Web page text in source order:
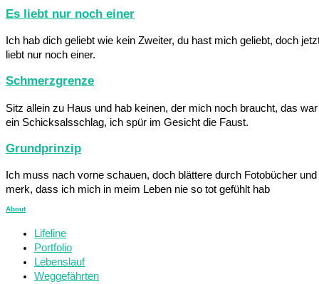
Es liebt nur noch einer
Ich hab dich geliebt wie kein Zweiter, du hast mich geliebt, doch
liebt nur noch einer.
Schmerzgrenze
Sitz allein zu Haus und hab keinen, der mich noch braucht, das war
ein Schicksalsschlag, ich spür im Gesicht die Faust.
Grundprinzip
Ich muss nach vorne schauen, doch blättere durch Fotobücher und
merk, dass ich mich in meim Leben nie so tot gefühlt hab
About
Lifeline
Portfolio
Lebenslauf
Weggefährten